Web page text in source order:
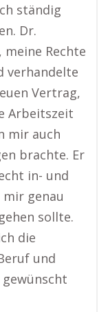
ständig
Dr.
Rechte
verhandelte
Vertrag,
Arbeitszeit
mir auch
brachte. Er
in- und
genau
sollte.
die
und